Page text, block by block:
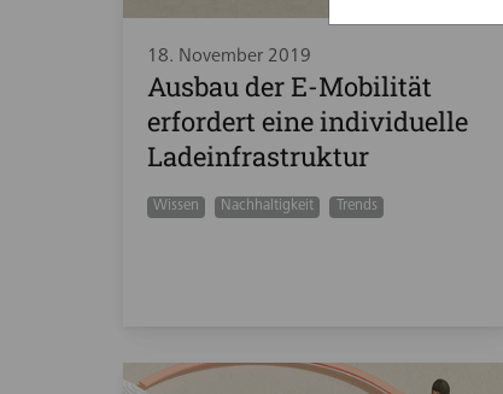
18. November 2019
Ausbau der E-Mobilität
erfordert eine individuelle
Ladeinfrastruktur
Wissen Nachhaltigkeit Trends